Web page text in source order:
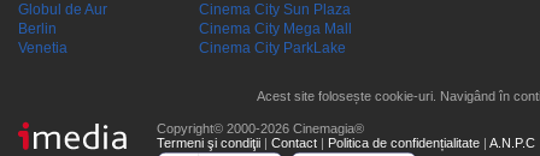
Globul de Aur
Berlin
Venetia
Cinema City Sun Plaza
Cinema City Mega Mall
Cinema City ParkLake
Acest site folosește cookie-uri. Navigând în
Copyright© 2000-2026 Cinemagia®
Termeni şi condiţii | Contact | Politica de confidențialitate | A.N.P.C